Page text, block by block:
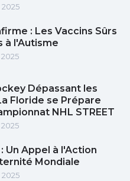
: Les Vaccins Sûrs
à l'Autisme
Dépassant les
Floride se Prépare
NHL STREET
Un Appel à l'Action
Mondiale